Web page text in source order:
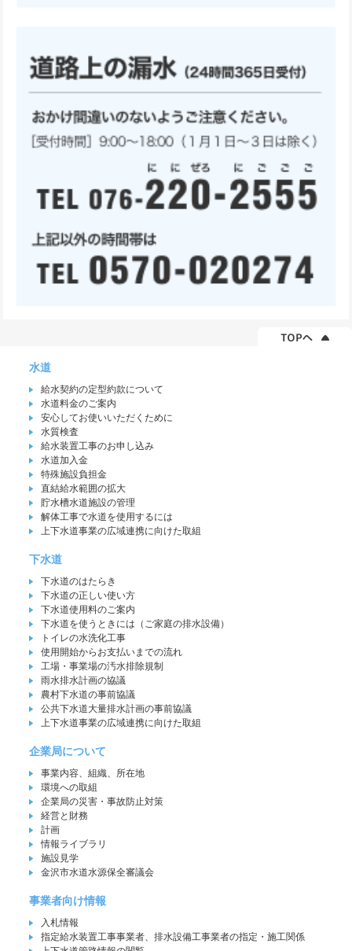
水道
給水契約の定型約款について
水道料金のご案内
安心してお使いいただくために
水質検査
給水装置工事のお申し込み
水道加入金
特殊施設負担金
直結給水範囲の拡大
貯水槽水道施設の管理
解体工事で水道を使用するには
上下水道事業の広域連携に向けた取組
下水道
下水道のはたらき
下水道の正しい使い方
下水道使用料のご案内
下水道を使うときには（ご家庭の排水設備）
トイレの水洗化工事
使用開始からお支払いまでの流れ
工場・事業場の汚水排除規制
雨水排水計画の協議
農村下水道の事前協議
公共下水道大量排水計画の事前協議
上下水道事業の広域連携に向けた取組
企業局について
事業内容、組織、所在地
環境への取組
企業局の災害・事故防止対策
経営と財務
計画
情報ライブラリ
施設見学
金沢市水道水源保全審議会
事業者向け情報
入札情報
指定給水装置工事事業者、排水設備工事業者の指定・施工関係